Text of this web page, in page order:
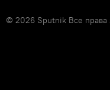
© 2026 Sputnik Все